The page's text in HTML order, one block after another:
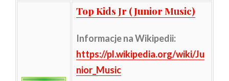
Top Kids Jr (Junior Music)
Informacje na Wikipedii:
https://pl.wikipedia.org/wiki/Ju
nior_Music